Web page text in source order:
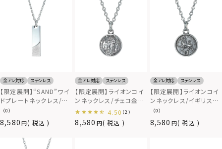
金アレ対応 ステンレス
【限定展開】“SAND”ワイ
ドプレートネックレス/サ
ージカルステンレス
316L（金属アレルギー対
応）
（0）
8,580 税込
金アレ対応 ステンレス
【限定展開】ライオンコイ
ンネックレス/チェコ金
貨/サージカルステンレス
316L（金属アレルギー対
応）
4.50 （2）
8,580 税込
金アレ対応 ステンレス
【限定展開】ライオンコイ
ンネックレス/イギリス10
ペンス硬貨/サージカル
ステンレス316L（金属ア
レルギー対応）
（0）
8,580 税込